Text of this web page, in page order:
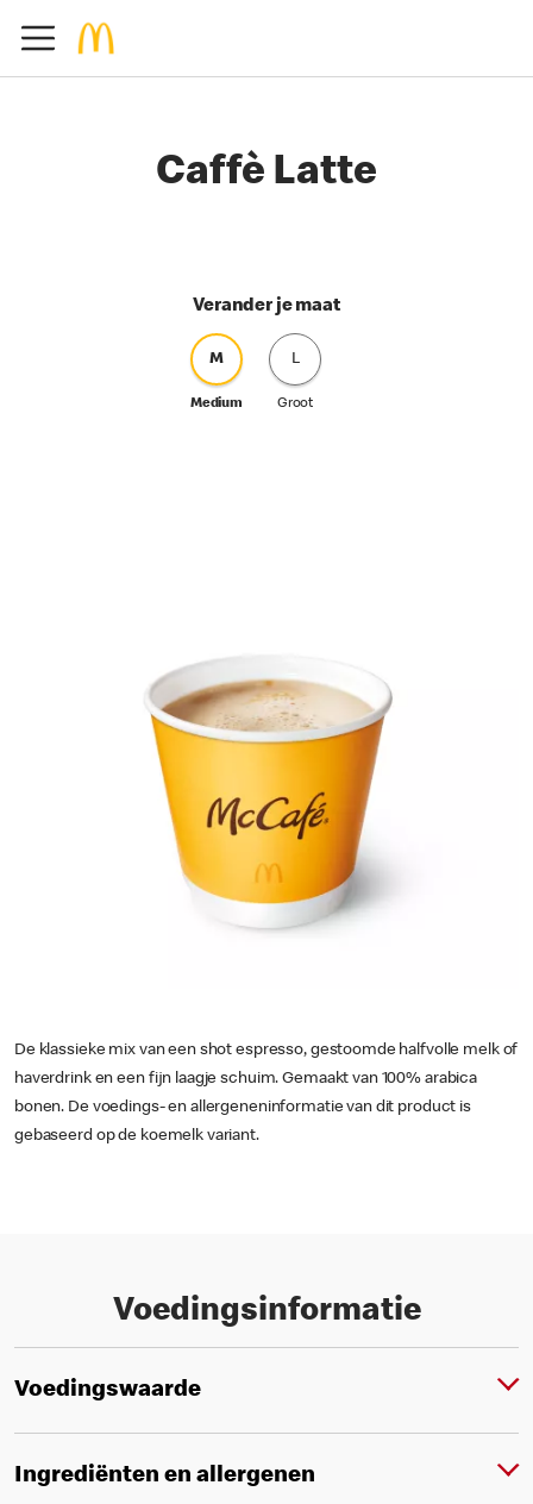
Caffè Latte
Verander je maat
M
Medium
L
Groot
De klassieke mix van een shot espresso, gestoomde halfvolle melk of
haverdrink en een fijn laagje schuim. Gemaakt van 100% arabica
bonen. De voedings- en allergeneninformatie van dit product is
gebaseerd op de koemelk variant.
Voedingsinformatie
Voedingswaarde
Ingrediënten en allergenen